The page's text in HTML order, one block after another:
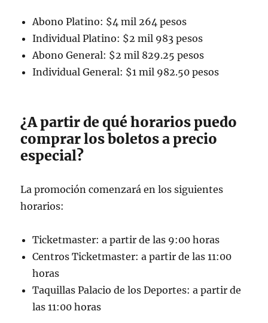
Abono Platino: $4 mil 264 pesos
Individual Platino: $2 mil 983 pesos
Abono General: $2 mil 829.25 pesos
Individual General: $1 mil 982.50 pesos
¿A partir de qué horarios puedo
comprar los boletos a precio
especial?
La promoción comenzará en los siguientes
horarios:
Ticketmaster: a partir de las 9:00 horas
Centros Ticketmaster: a partir de las 11:00
horas
Taquillas Palacio de los Deportes: a partir de
las 11:00 horas